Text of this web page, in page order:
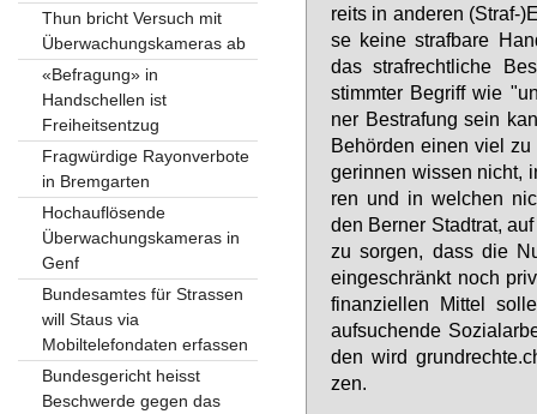
reits in an­de­ren (Straf-
se kei­ne straf­ba­re
das straf­recht­li­che
stimm­ter Be­griff wie
ner Be­stra­fung sein
Be­hör­den ei­nen viel
ge­rin­nen wis­sen nicht,
ren und in wel­chen
den Ber­ner Stadt­rat,
zu sor­gen, dass die
ein­ge­schränkt noch
fi­nan­zi­el­len Mit­tel
auf­su­chen­de
den wird
zen.
Thun bricht Versuch mit
Überwachungskameras ab
«Befragung» in
Handschellen ist
Freiheitsentzug
Fragwürdige Rayonverbote
in Bremgarten
Hochauflösende
Überwachungskameras in
Genf
Bundesamtes für Strassen
will Staus via
Mobiltelefondaten erfassen
Bundesgericht heisst
Beschwerde gegen das